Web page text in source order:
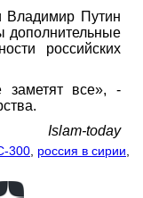
Владимир Путин
дополнительные
российских
заметят все», -
Islam-today
300 россия в сирии